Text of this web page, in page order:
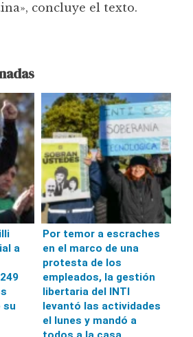
concluye el texto.
a
su
Por temor a escraches
en el marco de una
protesta de los
empleados, la gestión
libertaria del INTI
levantó las actividades
el lunes y mandó a